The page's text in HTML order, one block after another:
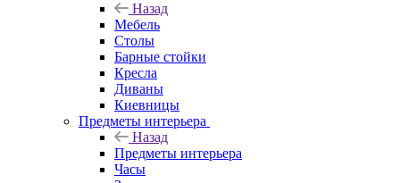
Назад
Мебель
Столы
Барные стойки
Кресла
Диваны
Киевницы
Предметы интерьера
Назад
Предметы интерьера
Часы